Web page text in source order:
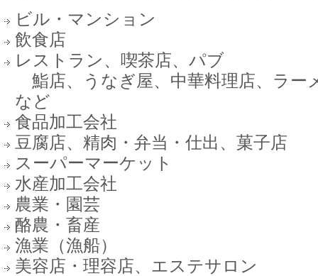
ビル・マンション
飲食店
レストラン、喫茶店、パブ
鮨店、うなぎ屋、中華料理店、ラー
など
食品加工会社
豆腐店、精肉・弁当・仕出、菓子店
スーパーマーケット
水産加工会社
農業・園芸
酪農・畜産
漁業（漁船）
美容店・理容店、エステサロン